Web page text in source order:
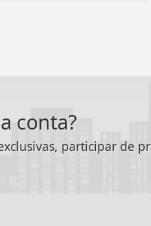
conta?
participar de